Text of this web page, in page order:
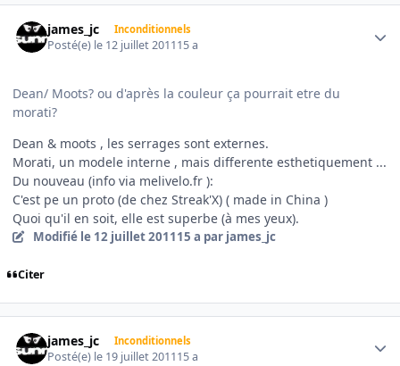
james_jc Inconditionnels
Posté(e) le 12 juillet 201115 a
Dean/ Moots? ou d'après la couleur ça pourrait etre du
morati?
Dean & moots , les serrages sont externes.
Morati, un modele interne , mais differente esthetiquement ...
Du nouveau (info via melivelo.fr ):
C'est pe un proto (de chez Streak'X) ( made in China )
Quoi qu'il en soit, elle est superbe (à mes yeux).
Modifié le 12 juillet 201115 a par james_jc
Citer
james_jc Inconditionnels
Posté(e) le 19 juillet 201115 a